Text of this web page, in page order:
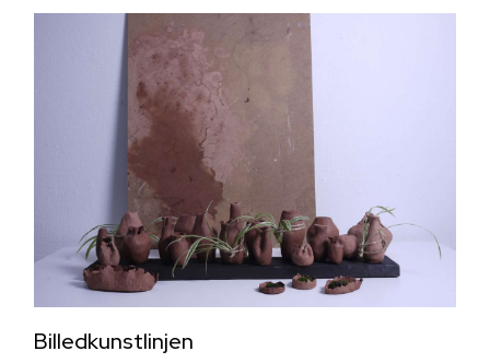
Billedkunstlinjen